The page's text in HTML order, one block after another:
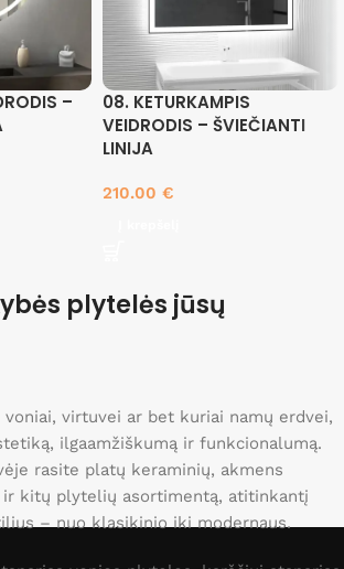
–
08. KETURKAMPIS
VEIDRODIS – ŠVIEČIANTI
LINIJA
210.00 €
plytelės jūsų
virtuvei ar bet kuriai namų erdvei,
ilgaamžiškumą ir funkcionalumą.
rasite platų keraminių, akmens
ir kitų plytelių asortimentą, atitinkantį
– nuo klasikinio iki modernaus.